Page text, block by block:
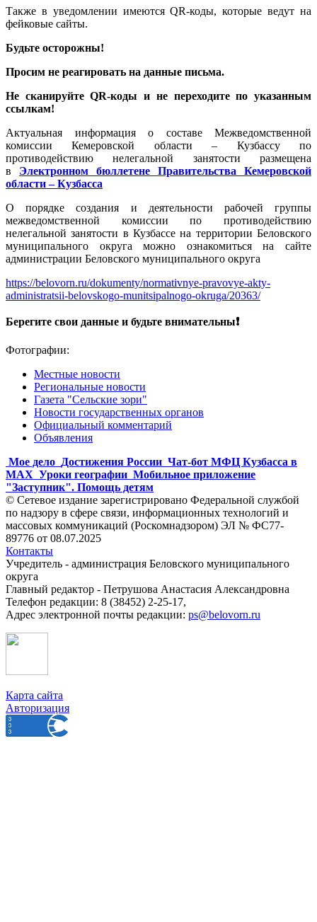
Также в уведомлении имеются QR-коды, которые ведут на
фейковые сайты.
Будьте осторожны!
Просим не реагировать на данные письма.
Не сканируйте QR-коды и не переходите по указанным
ссылкам!
Актуальная информация о составе Межведомственной
комиссии Кемеровской области – Кузбассу по
противодействию нелегальной занятости размещена
в Электронном бюллетене Правительства Кемеровской
области – Кузбасса
О порядке создания и деятельности рабочей группы
межведомственной комиссии по противодействию
нелегальной занятости в Кузбассе на территории Беловского
муниципального округа можно ознакомиться на сайте
администрации Беловского муниципального округа
https://belovorn.ru/dokumenty/normativnye-pravovye-akty-
administratsii-belovskogo-munitsipalnogo-okruga/20363/
Берегите свои данные и будьте внимательны❗️
Фотографии:
Местные новости
Региональные новости
Газета "Сельские зори"
Новости государственных органов
Официальный комментарий
Объявления
Мое дело Достижения России Чат-бот МФЦ Кузбасса в
MAX Уроки географии Мобильное приложение
"Заступник". Помощь детям
© Сетевое издание зарегистрировано Федеральной службой
по надзору в сфере связи, информационных технологий и
массовых коммуникаций (Роскомнадзором) ЭЛ № ФС77-
89776 от 08.07.2025
Контакты
Учредитель - администрация Беловского муниципального
округа
Главный редактор - Петрушова Анастасия Александровна
Телефон редакции: 8 (38452) 2-25-17,
Адрес электронной почты редакции: ps@belovorn.ru
Карта сайта
Авторизация